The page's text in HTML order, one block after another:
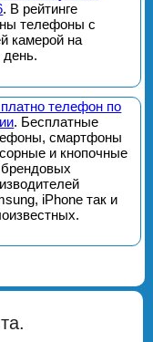
. В рейтинге
телефоны с
камерой на
день.
телефон по
. Бесплатные
смартфоны
и кнопочные
брендовых
iPhone так и